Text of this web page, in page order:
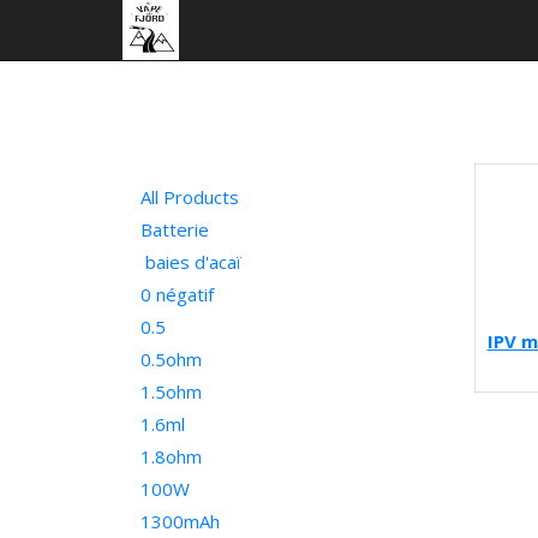
All Products
Batterie
baies d'acaï
0 négatif
0.5
0.5ohm
1.5ohm
1.6ml
1.8ohm
100W
1300mAh
IPV